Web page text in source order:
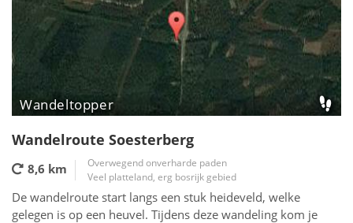
Wandeltopper
Wandelroute Soesterberg
8,6 km
Overwegend onverharde paden
Veel platteland, erg bosrijk gebied
De wandelroute start langs een stuk heideveld, welke
gelegen is op een heuvel. Tijdens deze wandeling kom je